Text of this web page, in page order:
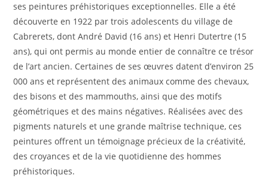
ses peintures préhistoriques exceptionnelles. Elle a été
découverte en 1922 par trois adolescents du village de
Cabrerets, dont André David (16 ans) et Henri Dutertre (15
ans), qui ont permis au monde entier de connaître ce trésor
de l’art ancien. Certaines de ses œuvres datent d’environ 25
000 ans et représentent des animaux comme des chevaux,
des bisons et des mammouths, ainsi que des motifs
géométriques et des mains négatives. Réalisées avec des
pigments naturels et une grande maîtrise technique, ces
peintures offrent un témoignage précieux de la créativité,
des croyances et de la vie quotidienne des hommes
préhistoriques.